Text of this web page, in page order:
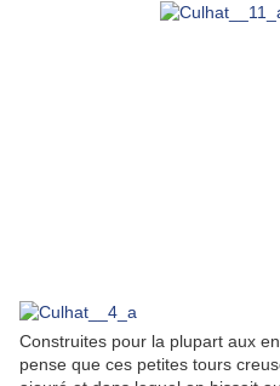
Construites pour la plupart aux
pense que ces petites tours